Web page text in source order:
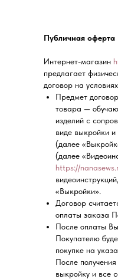
Публичная оферта
Интернет-магазин
предлагает
договор на
Предмет
товара —
изделий с
виде выкройки и
(далее
(далее
https://
«Выкройки».
Договор
оплаты заказа
После оплаты
Покупателю
покупке на
После
выкройку и все